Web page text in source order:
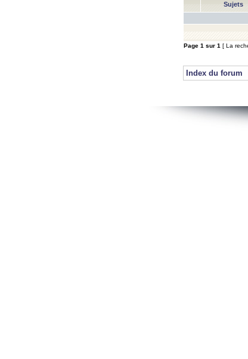
Sujets
Page 1 sur 1 [ La
Index du forum